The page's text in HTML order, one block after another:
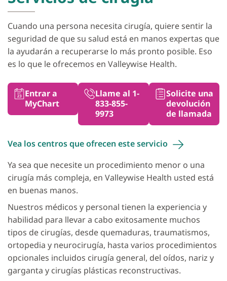
Cuando una persona necesita cirugía, quiere sentir la
seguridad de que su salud está en manos expertas que
la ayudarán a recuperarse lo más pronto posible. Eso
es lo que le ofrecemos en Valleywise Health.
Entrar a
MyChart
Llame al 1-
833-855-
9973
Solicite una
devolución
de llamada
Vea los centros que ofrecen esteservicio
Ya sea que necesite un procedimiento menor o una
cirugía más compleja, en Valleywise Health usted está
en buenas manos.
Nuestros médicos y personal tienen la experiencia y
habilidad para llevar a cabo exitosamente muchos
tipos de cirugías, desde quemaduras, traumatismos,
ortopedia y neurocirugía, hasta varios procedimientos
opcionales incluidos cirugía general, del oídos, nariz y
garganta y cirugías plásticas reconstructivas.